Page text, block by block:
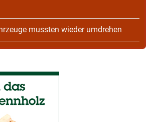
mussten wieder umdrehen